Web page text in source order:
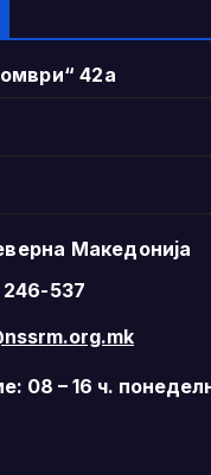
42а
Македонија
537
08 – 16 ч.